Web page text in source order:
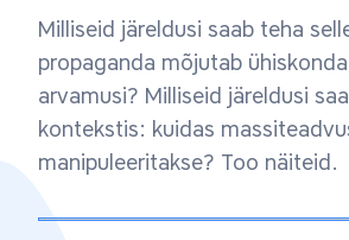
Milliseid järeldusi saab teha
propaganda mõjutab
arvamusi? Milliseid järeldusi
kontekstis: kuidas
manipuleeritakse? Too näiteid.